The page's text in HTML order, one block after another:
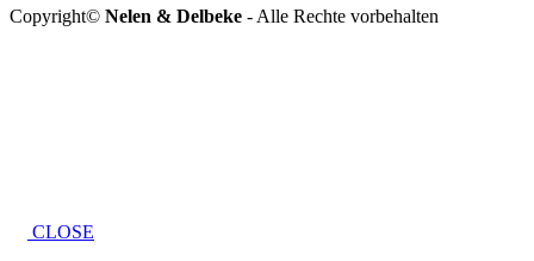
Copyright© Nelen & Delbeke - Alle Rechte vorbehalten
CLOSE